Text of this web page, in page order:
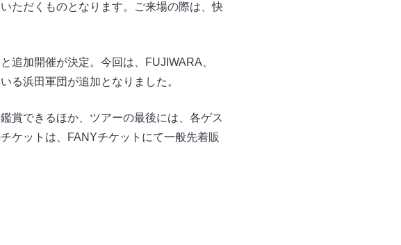
ただくものとなります。ご来場の際は、快
追加開催が決定。今回は、FUJIWARA、
る浜田軍団が追加となりました。
賞できるほか、ツアーの最後には、各ゲス
ケットは、FANYチケットにて一般先着販